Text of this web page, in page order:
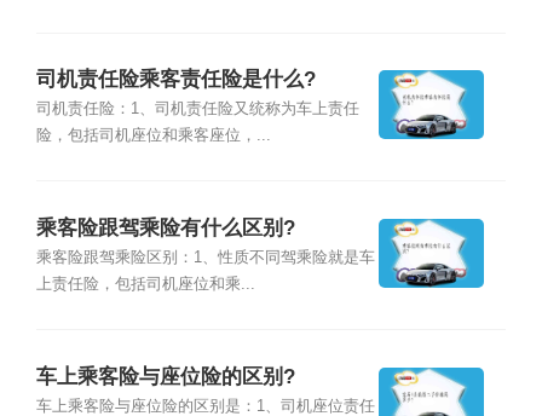
司机责任险乘客责任险是什么?
司机责任险：1、司机责任险又统称为车上责任
险，包括司机座位和乘客座位，...
乘客险跟驾乘险有什么区别?
乘客险跟驾乘险区别：1、性质不同驾乘险就是车
上责任险，包括司机座位和乘...
车上乘客险与座位险的区别?
车上乘客险与座位险的区别是：1、司机座位责任